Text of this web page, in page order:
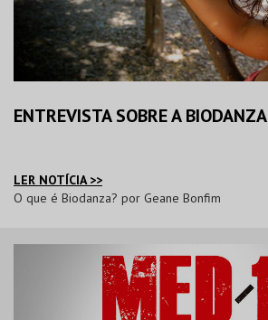
ENTREVISTA SOBRE A BIODANZA
LER NOTÍCIA >>
O que é Biodanza? por Geane Bonfim